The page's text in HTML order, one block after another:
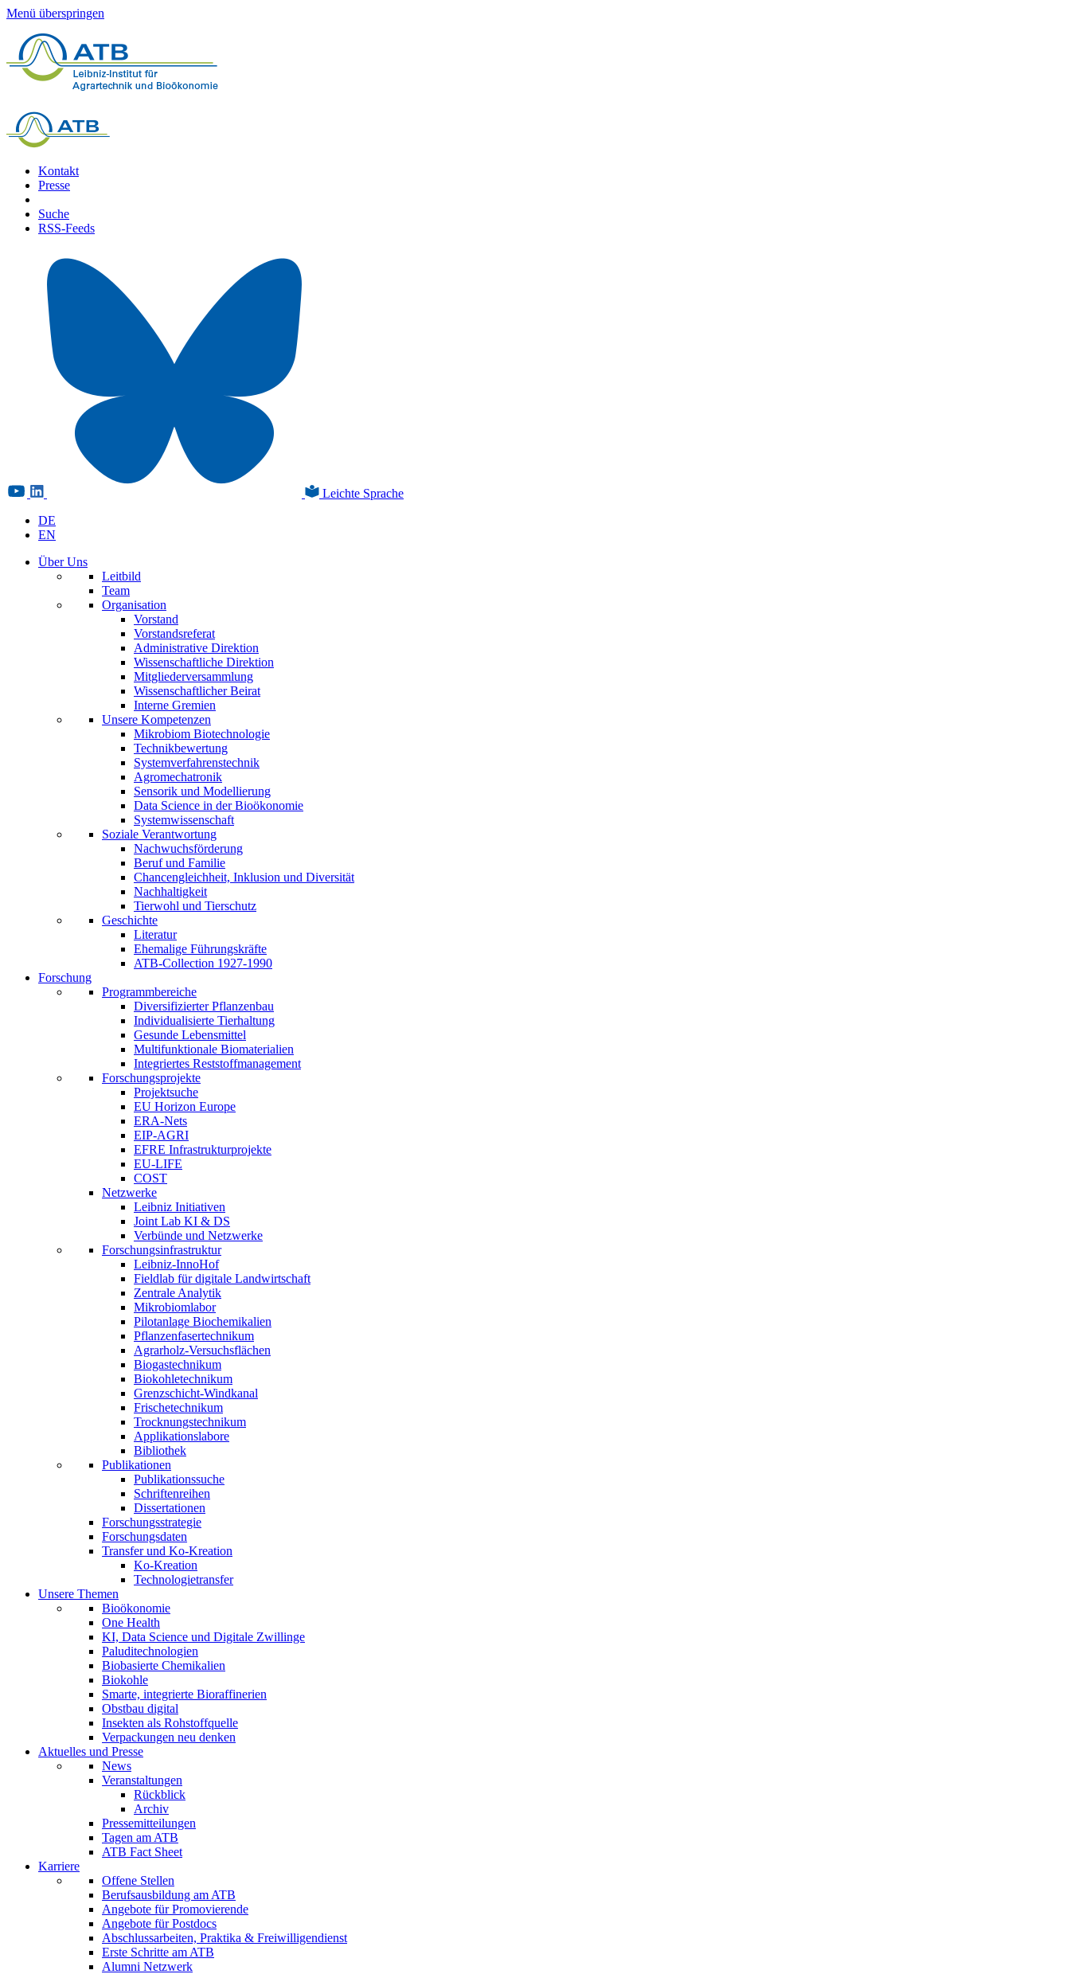
Menü überspringen
Kontakt
Presse
Suche
RSS-Feeds
Leichte Sprache
DE
EN
Über Uns
Leitbild
Team
Organisation
Vorstand
Vorstandsreferat
Administrative Direktion
Wissenschaftliche Direktion
Mitgliederversammlung
Wissenschaftlicher Beirat
Interne Gremien
Unsere Kompetenzen
Mikrobiom Biotechnologie
Technikbewertung
Systemverfahrenstechnik
Agromechatronik
Sensorik und Modellierung
Data Science in der Bioökonomie
Systemwissenschaft
Soziale Verantwortung
Nachwuchsförderung
Beruf und Familie
Chancengleichheit, Inklusion und Diversität
Nachhaltigkeit
Tierwohl und Tierschutz
Geschichte
Literatur
Ehemalige Führungskräfte
ATB-Collection 1927-1990
Forschung
Programmbereiche
Diversifizierter Pflanzenbau
Individualisierte Tierhaltung
Gesunde Lebensmittel
Multifunktionale Biomaterialien
Integriertes Reststoffmanagement
Forschungsprojekte
Projektsuche
EU Horizon Europe
ERA-Nets
EIP-AGRI
EFRE Infrastrukturprojekte
EU-LIFE
COST
Netzwerke
Leibniz Initiativen
Joint Lab KI & DS
Verbünde und Netzwerke
Forschungsinfrastruktur
Leibniz-InnoHof
Fieldlab für digitale Landwirtschaft
Zentrale Analytik
Mikrobiomlabor
Pilotanlage Biochemikalien
Pflanzenfasertechnikum
Agrarholz-Versuchsflächen
Biogastechnikum
Biokohletechnikum
Grenzschicht-Windkanal
Frischetechnikum
Trocknungstechnikum
Applikationslabore
Bibliothek
Publikationen
Publikationssuche
Schriftenreihen
Dissertationen
Forschungsstrategie
Forschungsdaten
Transfer und Ko-Kreation
Ko-Kreation
Technologietransfer
Unsere Themen
Bioökonomie
One Health
KI, Data Science und Digitale Zwillinge
Paluditechnologien
Biobasierte Chemikalien
Biokohle
Smarte, integrierte Bioraffinerien
Obstbau digital
Insekten als Rohstoffquelle
Verpackungen neu denken
Aktuelles und Presse
News
Veranstaltungen
Rückblick
Archiv
Pressemitteilungen
Tagen am ATB
ATB Fact Sheet
Karriere
Offene Stellen
Berufsausbildung am ATB
Angebote für Promovierende
Angebote für Postdocs
Abschlussarbeiten, Praktika & Freiwilligendienst
Erste Schritte am ATB
Alumni Netzwerk